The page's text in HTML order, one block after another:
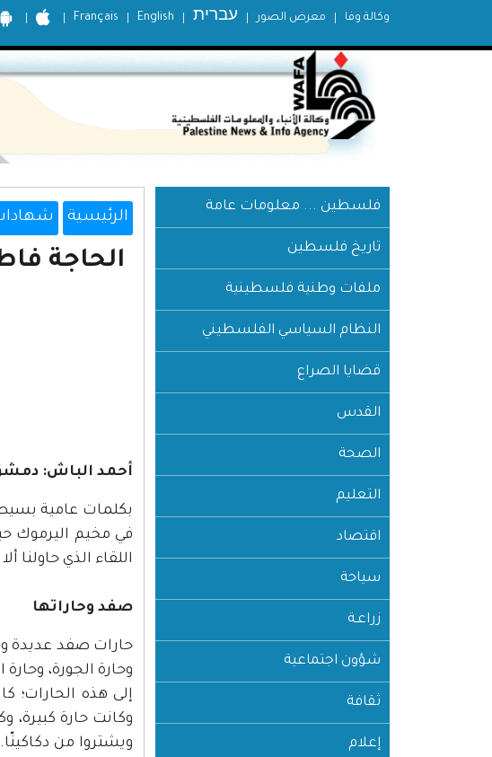
Français English עברית معرض الصور وكالة وفا
فلسطين ... معلومات عامة
تاريخ فلسطين
ملفات وطنية فلسطينية
النظام السياسي الفلسطيني
قضايا الصراع
القدس
الصحة
التعليم
اقتصاد
سياحة
زراعـة
شؤون اجتماعية
ثقافة
إعلام
الرئيسية
الحاجة
أحمد الباش:
بكلمات عامية
في مخيم اليرموك
اللقاء الذي حاولنا
صفد وحاراتها
حارات صفد عديدة
وحارة الجورة،
إلى هذه الحارات؛
وكانت حارة كبيرة،
ويشتروا من